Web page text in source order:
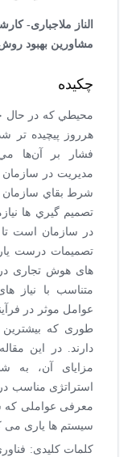
الناز ملاجباری-
مشاورین بهبود روش
چکیده
محيطي كه در حال
هرروز پيچيده
فشار بر آن‌ها
مدیریت در
شرط بقاي سازمان
تصميم گيري ها
در سازمان است تا
تصمیمات درست
های هوش تجاری
متناسب با نیاز
عوامل موثر در
طوری که بیشترین
دارند. در این
مزایای آن، به
استراتژی مناسب
معرفی عواملی که
سیستم ها یاری می
کلمات کلیدی: